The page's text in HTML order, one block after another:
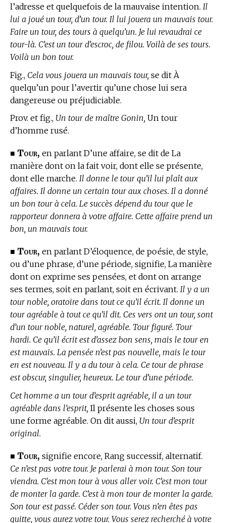
l’adresse et quelquefois de la mauvaise intention. Il
lui a joué un tour, d’un tour. Il lui jouera un mauvais tour.
Faire un tour, des tours à quelqu’un. Je lui revaudrai ce
tour-là. C’est un tour d’escroc, de filou. Voilà de ses tours.
Voilà un bon tour.
Fig., Cela vous jouera un mauvais tour, se dit À
quelqu’un pour l’avertir qu’une chose lui sera
dangereuse ou préjudiciable.
Prov. et fig., Un tour de maître Gonin, Un tour
d’homme rusé.
■ Tour, en parlant D’une affaire, se dit de La
manière dont on la fait voir, dont elle se présente,
dont elle marche. Il donne le tour qu’il lui plaît aux
affaires. Il donne un certain tour aux choses. Il a donné
un bon tour à cela. Le succès dépend du tour que le
rapporteur donnera à votre affaire. Cette affaire prend un
bon, un mauvais tour.
■ Tour, en parlant D’éloquence, de poésie, de style,
ou d’une phrase, d’une période, signifie, La manière
dont on exprime ses pensées, et dont on arrange
ses termes, soit en parlant, soit en écrivant. Il y a un
tour noble, oratoire dans tout ce qu’il écrit. Il donne un
tour agréable à tout ce qu’il dit. Ces vers ont un tour, sont
d’un tour noble, naturel, agréable. Tour figuré. Tour
hardi. Ce qu’il écrit est d’assez bon sens, mais le tour en
est mauvais. La pensée n’est pas nouvelle, mais le tour
en est nouveau. Il y a du tour à cela. Ce tour de phrase
est obscur, singulier, heureux. Le tour d’une période.
Cet homme a un tour d’esprit agréable, il a un tour
agréable dans l’esprit, Il présente les choses sous
une forme agréable. On dit aussi, Un tour d’esprit
original.
■ Tour, signifie encore, Rang successif, alternatif.
Ce n’est pas votre tour. Je parlerai à mon tour. Son tour
viendra. C’est mon tour à vous aller voir. C’est mon tour
de monter la garde. C’est à mon tour de monter la garde.
Son tour est passé. Céder son tour. Vous n’en êtes pas
quitte, vous aurez votre tour. Vous serez recherché à votre